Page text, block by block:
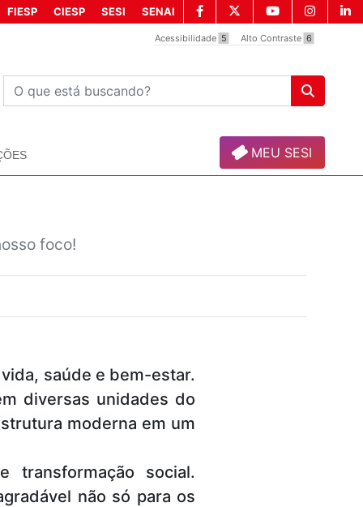
Acessibilidade 5 Alto Contraste 6
FIESP CIESP SESI SENAI
MEU SESI
foco!
saúde e bem-estar.
diversas unidades do
moderna em um
transformação social.
não só para os